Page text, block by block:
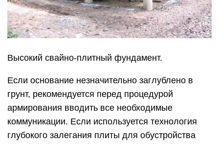
Высокий свайно-плитный фундамент.
Если основание незначительно заглублено в
грунт, рекомендуется перед процедурой
армирования вводить все необходимые
коммуникации. Если используется технология
глубокого залегания плиты для обустройства